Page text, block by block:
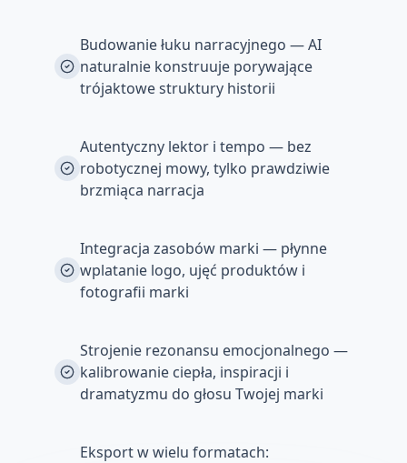
Budowanie łuku narracyjnego — AI
naturalnie konstruuje porywające
trójaktowe struktury historii
Autentyczny lektor i tempo — bez
robotycznej mowy, tylko prawdziwie
brzmiąca narracja
Integracja zasobów marki — płynne
wplatanie logo, ujęć produktów i
fotografii marki
Strojenie rezonansu emocjonalnego —
kalibrowanie ciepła, inspiracji i
dramatyzmu do głosu Twojej marki
Eksport w wielu formatach: